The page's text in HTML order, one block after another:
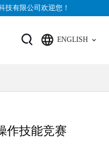
技有限公司欢迎您！
ENGLISH
作技能竞赛